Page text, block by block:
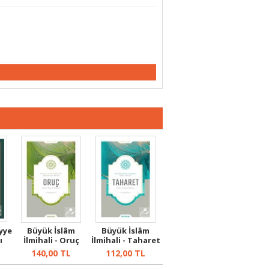
Büyük İslâm
İlmihali - Oruç
140,00 TL
Büyük İslâm
İlmihali - Taharet
112,00 TL